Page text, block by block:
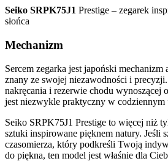
Seiko SRPK75J1 Prestige – zegarek
słońca
Mechanizm
Sercem zegarka jest japoński mechanizm
znany ze swojej niezawodności i
nakręcania i rezerwie chodu wynoszącej
jest niezwykle praktyczny w codziennym
Seiko SRPK75J1 Prestige to więcej niż
sztuki inspirowane pięknem natury. Jeśli
czasomierza, który podkreśli Twoją
do piękna, ten model jest właśnie dla